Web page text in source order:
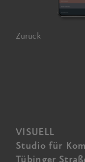
Zurück
VISUELL
Studio für
Tübinger